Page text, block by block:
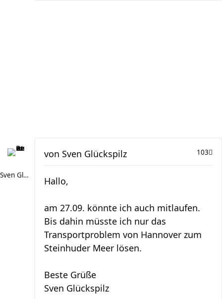
Sven Glückspilz
103
von Sven Glückspilz
Hallo,
am 27.09. könnte ich auch mitlaufen.
Bis dahin müsste ich nur das
Transportproblem von Hannover zum
Steinhuder Meer lösen.
Beste Grüße
Sven Glückspilz